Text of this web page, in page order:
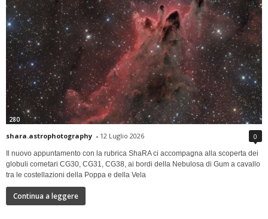
280
shara.astrophotography - 12 Luglio 2026 0
Il nuovo appuntamento con la rubrica ShaRA ci accompagna alla scoperta dei
globuli cometari CG30, CG31, CG38, ai bordi della Nebulosa di Gum a cavallo
tra le costellazioni della Poppa e della Vela
Continua a leggere